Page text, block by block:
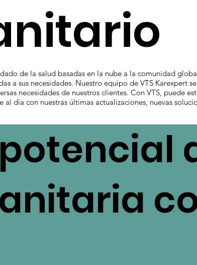
de la salud basadas en la nube a la comunidad
a sus necesidades. Nuestro equipo de VTS Karexpert
necesidades de nuestros clientes. Con VTS, puede
día con nuestras últimas actualizaciones, nuevas